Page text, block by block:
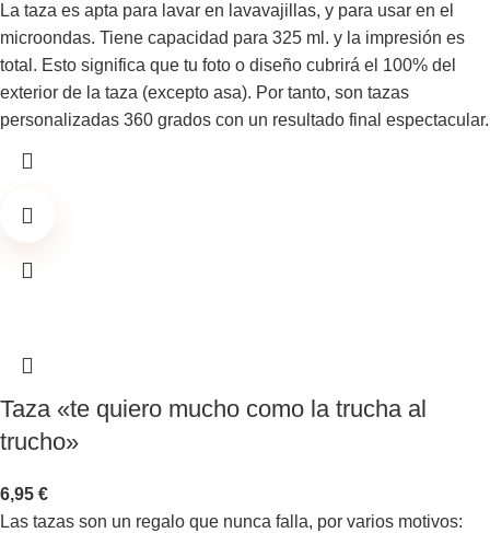
La taza es apta para lavar en lavavajillas, y para usar en el
microondas. Tiene capacidad para 325 ml. y la impresión es
total. Esto significa que tu foto o diseño cubrirá el 100% del
exterior de la taza (excepto asa). Por tanto, son tazas
personalizadas 360 grados con un resultado final espectacular.
Taza «te quiero mucho como la trucha al
trucho»
6,95 €
Las tazas son un regalo que nunca falla, por varios motivos: